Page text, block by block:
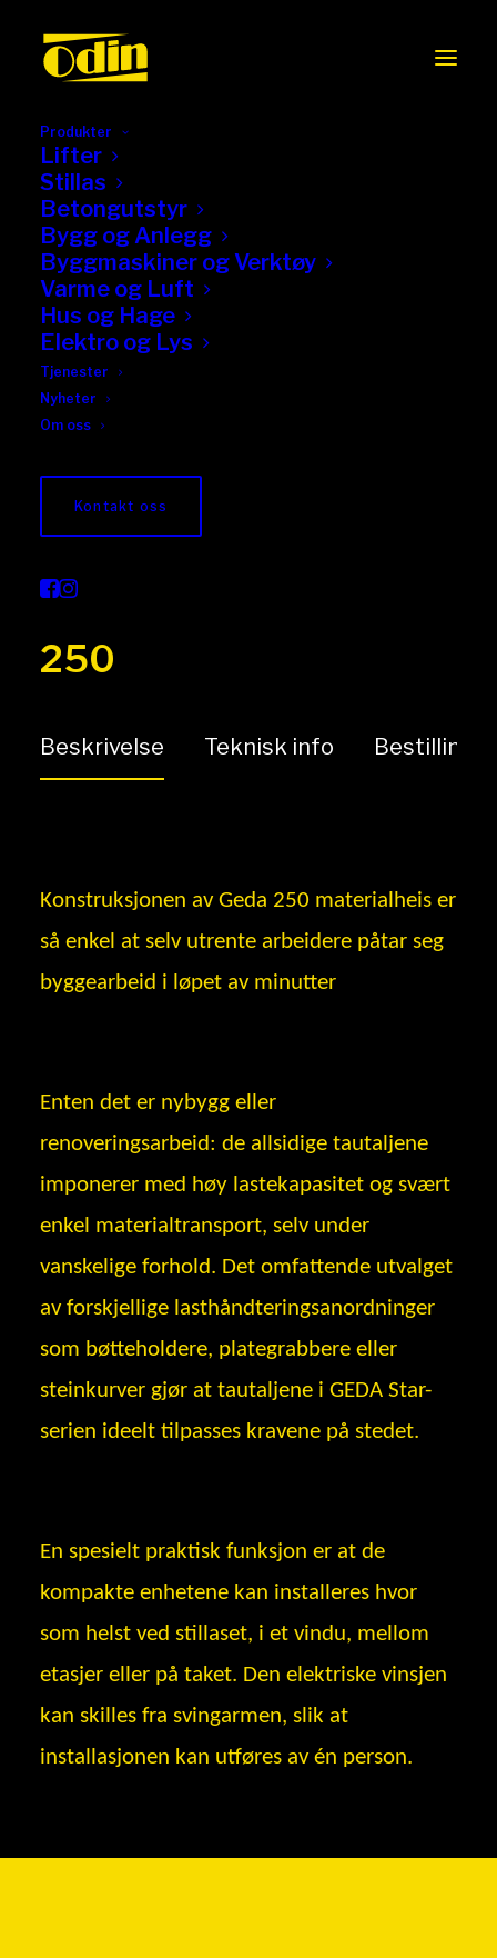
Produkter
Lifter
Stillas
Betongutstyr
Bygg og Anlegg
Byggmaskiner og Verktøy
Varme og Luft
Hus og Hage
Elektro og Lys
Tjenester
Nyheter
Om oss
Kontakt oss
Materialheis Geda
250
Beskrivelse Teknisk info Bestilling
Konstruksjonen av Geda 250 materialheis er
så enkel at selv utrente arbeidere påtar seg
byggearbeid i løpet av minutter
Enten det er nybygg eller
renoveringsarbeid: de allsidige tautaljene
imponerer med høy lastekapasitet og svært
enkel materialtransport, selv under
vanskelige forhold. Det omfattende utvalget
av forskjellige lasthåndteringsanordninger
som bøtteholdere, plategrabbere eller
steinkurver gjør at tautaljene i GEDA Star-
serien ideelt tilpasses kravene på stedet.
En spesielt praktisk funksjon er at de
kompakte enhetene kan installeres hvor
som helst ved stillaset, i et vindu, mellom
etasjer eller på taket. Den elektriske vinsjen
kan skilles fra svingarmen, slik at
installasjonen kan utføres av én person.